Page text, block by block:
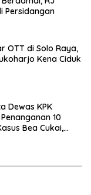
Persidangan
OTT di Solo Raya,
Kena Ciduk
Dewas KPK
10
Bea Cukai,